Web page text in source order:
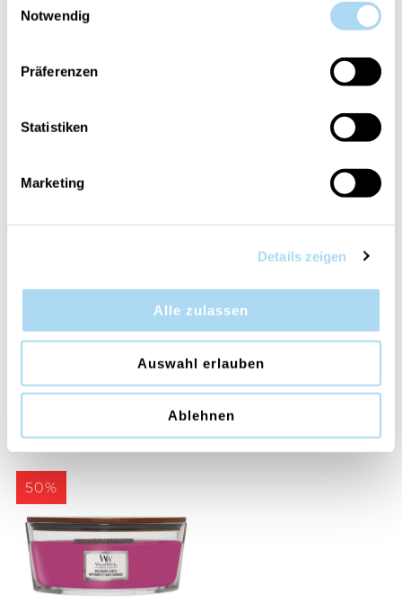
Notwendig
Präferenzen
Statistiken
Marketing
Details zeigen
Alle zulassen
Auswahl erlauben
Ablehnen
CHF 44.90
Cinnamon Chai Large
CHF 39.90
Wild Berry & Beets Mini
Jar
Evergreen Cashmere
Large Jar
CHF 39.90
50%